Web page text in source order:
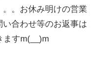
。。お休み明けの営業
合わせ等のお返事は
ますm(__)m